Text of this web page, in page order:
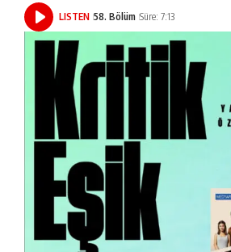
LISTEN 58. Bölüm Süre: 7:13